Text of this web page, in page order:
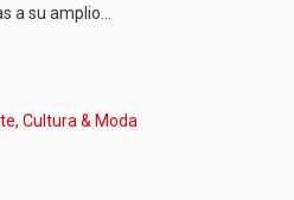
a su amplio…
Cultura & Moda